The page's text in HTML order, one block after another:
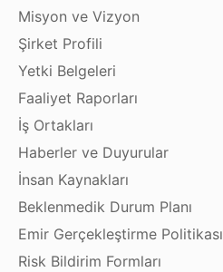
Misyon ve Vizyon
Şirket Profili
Yetki Belgeleri
Faaliyet Raporları
İş Ortakları
Haberler ve Duyurular
İnsan Kaynakları
Beklenmedik Durum Planı
Emir Gerçekleştirme Politikası
Risk Bildirim Formları